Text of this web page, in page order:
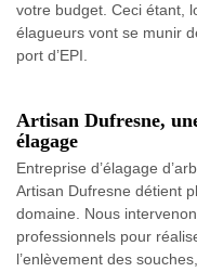
votre budget. Ceci étant,
élagueurs vont se munir
port d’EPI.
Artisan Dufresne,
élagage
Entreprise d’élagage
Artisan Dufresne détient
domaine. Nous
professionnels pour
l’enlèvement des